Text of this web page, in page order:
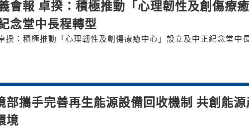
會報 卓揆：積極推動「心理韌性及創傷療
念堂中長程轉型
揆：積極推動「心理韌性及創傷療癒中心」設立及中正紀念堂中
部攜手完善再生能源設備回收機制 共創能源
境